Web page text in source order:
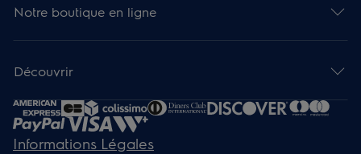
Notre boutique en ligne
Découvrir
Informations Légales